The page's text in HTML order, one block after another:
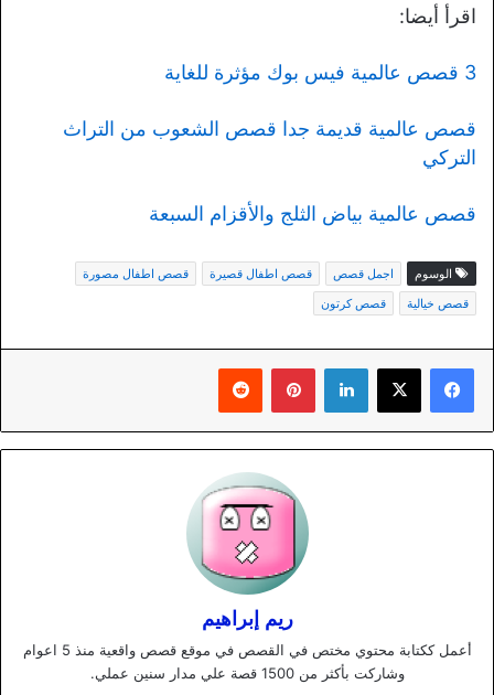
اقرأ أيضا:
3 قصص عالمية فيس بوك مؤثرة للغاية
قصص عالمية قديمة جدا قصص الشعوب من التراث
التركي
قصص عالمية بياض الثلج والأقزام السبعة
الوسوم اجمل قصص قصص اطفال قصيرة
قصص اطفال مصورة
قصص خيالية
قصص كرتون
لينكدإن بينتيريست
ريم إبراهيم
أعمل ككتابة محتوي مختص في القصص في موقع قصص واقعية منذ 5 اعوام
وشاركت بأكثر من 1500 قصة علي مدار سنين عملي.